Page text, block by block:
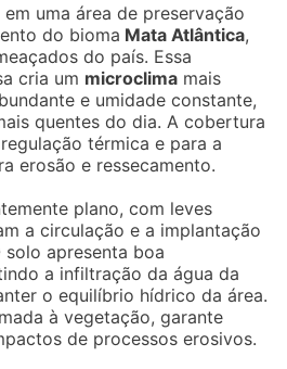
uma área de preservação
do bioma Mata Atlântica,
do país. Essa
cria um microclima mais
e umidade constante,
quentes do dia. A cobertura
térmica e para a
erosão e ressecamento.
plano, com leves
a circulação e a implantação
solo apresenta boa
a infiltração da água da
o equilíbrio hídrico da área.
à vegetação, garante
de processos erosivos.